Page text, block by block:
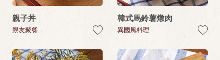
親子丼
親友聚餐
韓式馬鈴薯燉肉
異國風料理